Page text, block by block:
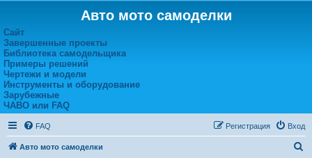
Авто мото самоделки
Сайт
Завершенные проекты
Библиотека самодельщика
Примеры решений
Чертежи и модели
Инструменты и оборудование
Зарубежные
ЧАВО или FAQ
FAQ Вход
Регистрация
Авто мото самоделки